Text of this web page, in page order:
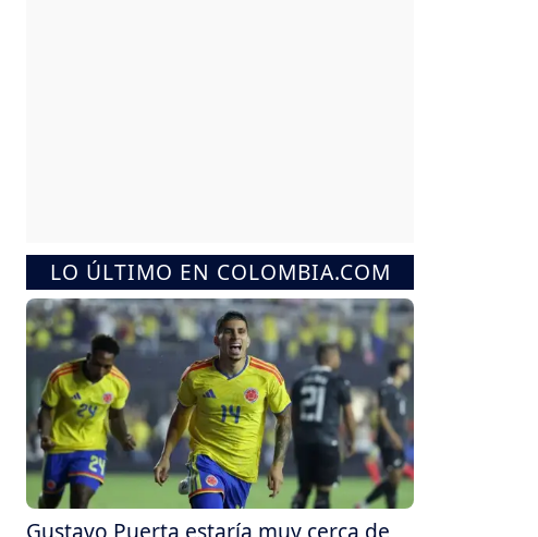
LO ÚLTIMO EN COLOMBIA.COM
Gustavo Puerta estaría muy cerca de